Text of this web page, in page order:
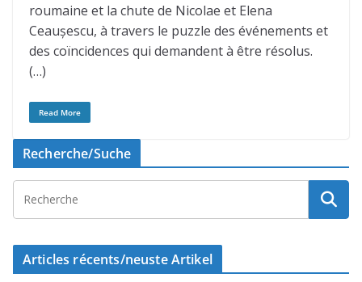
roumaine et la chute de Nicolae et Elena
Ceaușescu, à travers le puzzle des événements et
des coïncidences qui demandent à être résolus.
(…)
Read More
Recherche/Suche
Articles récents/neuste Artikel